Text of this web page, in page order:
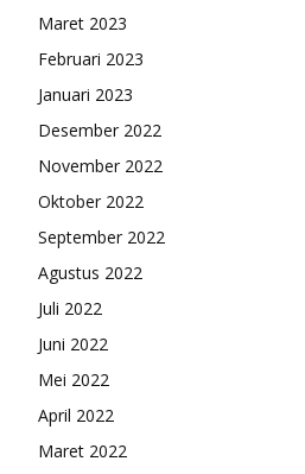
Maret 2023
Februari 2023
Januari 2023
Desember 2022
November 2022
Oktober 2022
September 2022
Agustus 2022
Juli 2022
Juni 2022
Mei 2022
April 2022
Maret 2022